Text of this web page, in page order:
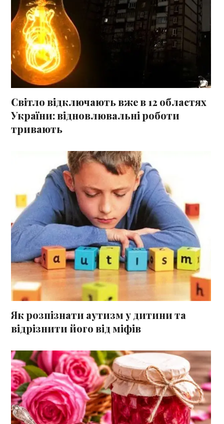
Світло відключають вже в 12 областях
України: відновлювальні роботи
тривають
Як розпізнати аутизм у дитини та
відрізнити його від міфів